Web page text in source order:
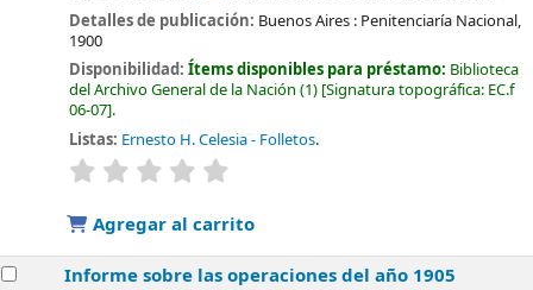
Detalles de publicación: Buenos Aires : Penitenciaría Nacional,
1900
Disponibilidad:Ítems disponibles para préstamo: Biblioteca
del Archivo General de la Nación (1) Signatura topográfica: EC.f
06-07 .
Listas: Ernesto H. Celesia - Folletos.
valoración
Agregar al carrito
Informe sobre las operaciones del año 1905